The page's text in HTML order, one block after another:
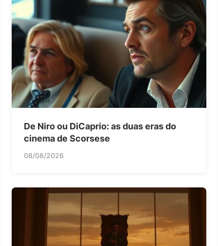
De Niro ou DiCaprio: as duas eras do
cinema de Scorsese
08/08/2026